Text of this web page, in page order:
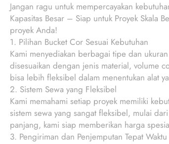
Jangan ragu untuk mempercayakan
Kapasitas Besar – Siap untuk Proyek Skala
proyek Anda!
1. Pilihan Bucket Cor Sesuai Kebutuhan
Kami menyediakan berbagai tipe dan
disesuaikan dengan jenis material, volume
bisa lebih fleksibel dalam menentukan alat
2. Sistem Sewa yang Fleksibel
Kami memahami setiap proyek memiliki
sistem sewa yang sangat fleksibel, mulai
panjang, kami siap memberikan harga
3. Pengiriman dan Penjemputan Tepat Waktu